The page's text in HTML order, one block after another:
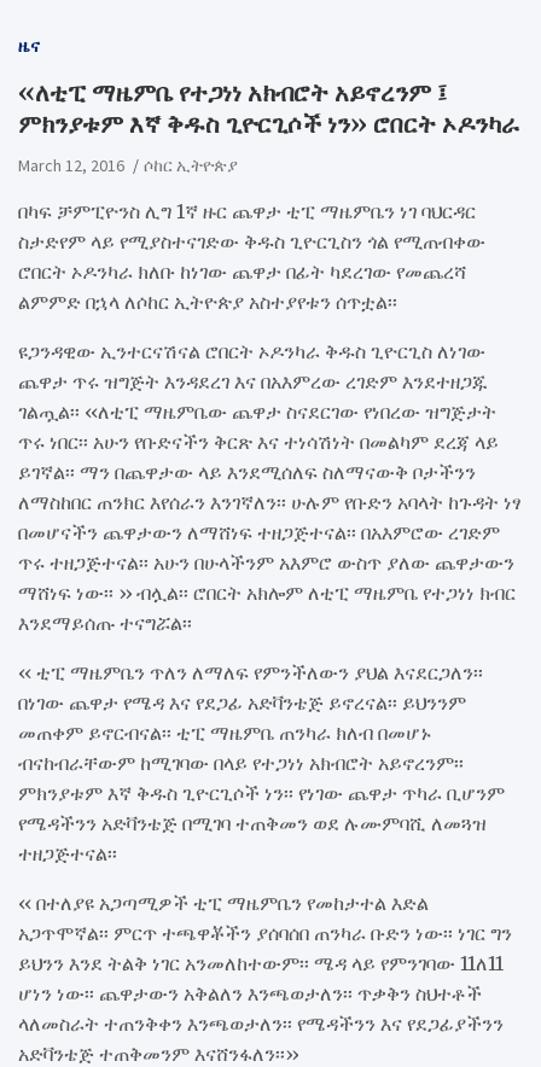
ዜና
‹‹ለቲፒ ማዜምቤ የተጋነነ አክብሮት አይኖረንም ፤
ምክንያቱም እኛ ቅዱስ ጊዮርጊሶች ነን›› ሮበርት ኦዶንካራ
March 12, 2016 ሶከር ኢትዮጵያ
በካፍ ቻምፒዮንስ ሊግ 1ኛ ዙር ጨዋታ ቲፒ ማዜምቤን ነገ ባህርዳር
ስታድየም ላይ የሚያስተናገድው ቅዱስ ጊዮርጊስን ጎል የሚጠብቀው
ሮበርት ኦዶንካራ ክለቡ ከነገው ጨዋታ በፊት ካደረገው የመጨረሻ
ልምምድ በኋላ ለሶከር ኢትዮጵያ አስተያየቱን ሰጥቷል፡፡
ዩጋንዳዊው ኢንተርናሽናል ሮበርት ኦዶንካራ ቅዱስ ጊዮርጊስ ለነገው
ጨዋታ ጥሩ ዝግጅት እንዳደረገ እና በአእምረው ረገድም እንደተዘጋጁ
ገልጧል፡፡ ‹‹ለቲፒ ማዜምቤው ጨዋታ ስናደርገው የነበረው ዝግጅታት
ጥሩ ነበር፡፡ አሁን የቡድናችን ቅርጽ እና ተነሳሽነት በመልካም ደረጃ ላይ
ይገኛል፡፡ ማን በጨዋታው ላይ እንደሚሰለፍ ስለማናውቅ ቦታችንን
ለማስከበር ጠንክር እየሰራን እንገኛለን፡፡ ሁሉም የቡድን አባላት ከጉዳት ነፃ
በመሆናችን ጨዋታውን ለማሸነፍ ተዘጋጅተናል፡፡ በአእምሮው ረገድም
ጥሩ ተዘጋጅተናል፡፡ አሁን በሁላችንም አእምሮ ውስጥ ያለው ጨዋታውን
ማሸነፍ ነው፡፡ ›› ብሏል፡፡ ሮበርት አክሎም ለቲፒ ማዜምቤ የተጋነነ ክብር
እንደማይሰጡ ተናግሯል፡፡
‹‹ ቲፒ ማዜምቤን ጥለን ለማለፍ የምንችለውን ያህል እናደርጋለን፡፡
በነገው ጨዋታ የሜዳ እና የደጋፊ አድቫንቴጅ ይኖረናል፡፡ ይህንንም
መጠቀም ይኖርብናል፡፡ ቲፒ ማዜምቤ ጠንካራ ክለብ በመሆኑ
ብናከብራቸውም ከሚገባው በላይ የተጋነነ አክብሮት አይኖረንም፡፡
ምክንያቱም እኛ ቅዱስ ጊዮርጊሶች ነን፡፡ የነገው ጨዋታ ጥካራ ቢሆንም
የሜዳችንን አድቫንቴጅ በሚገባ ተጠቅመን ወደ ሉሙምባሺ ለመጓዝ
ተዘጋጅተናል፡፡
‹‹ በተለያዩ አጋጣሚዎች ቲፒ ማዜምቤን የመከታተል እድል
አጋጥሞኛል፡፡ ምርጥ ተጫዋቾችን ያሰባሰበ ጠንካራ ቡድን ነው፡፡ ነገር ግን
ይህንን እንደ ትልቅ ነገር አንመለከተውም፡፡ ሜዳ ላይ የምንገባው 11ለ11
ሆነን ነው፡፡ ጨዋታውን አቅልለን እንጫወታለን፡፡ ጥቃቅን ስህተቶች
ላለመስራት ተጠንቅቀን እንጫወታለን፡፡ የሜዳችንን እና የደጋፊያችንን
አድቫንቴጅ ተጠቅመንም እናሸንፋለን፡፡››